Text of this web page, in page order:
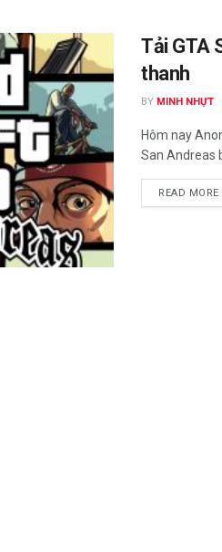
Tải GTA
thanh
BY MINH NHỰT
Hôm nay
San Andreas
READ MORE